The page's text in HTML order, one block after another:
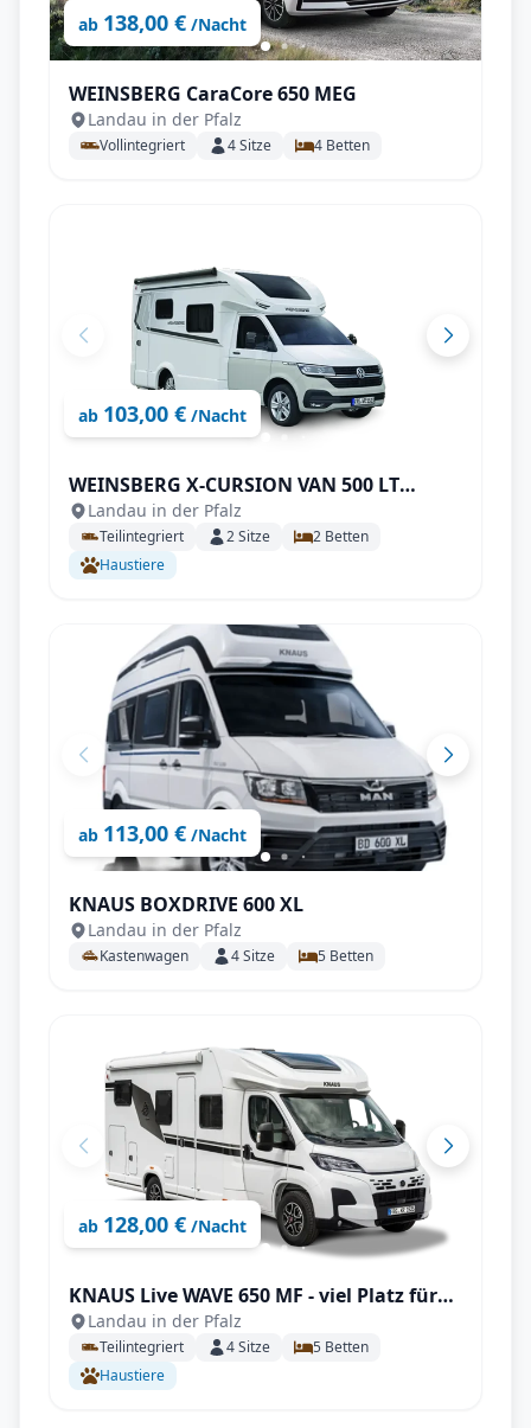
ab 138,00 € /Nacht
WEINSBERG CaraCore 650 MEG
Landau in der Pfalz
Vollintegriert 4Sitze 4 Betten
ab 103,00 € /Nacht
WEINSBERG X-CURSION VAN 500 LT
EDITION [PEPPER]
Landau in der Pfalz
Teilintegriert 2Sitze 2 Betten
Haustiere
ab 113,00 € /Nacht
KNAUS BOXDRIVE 600 XL
Landau in der Pfalz
Kastenwagen 4Sitze 5 Betten
ab 128,00 € /Nacht
KNAUS Live WAVE 650 MF - viel Platz für
die ganze Familie
Landau in der Pfalz
Teilintegriert 4Sitze 5 Betten
Haustiere